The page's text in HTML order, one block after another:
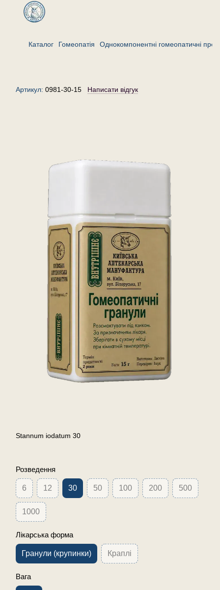
Каталог Гомеопатія Однокомпонентні гомеопатичні
Артикул: 0981-30-15 Написати відгук
Stannum iodatum 30
Розведення
6 12 30 50 100 200 500
1000
Лікарська форма
Гранули (крупинки) Краплі
Вага